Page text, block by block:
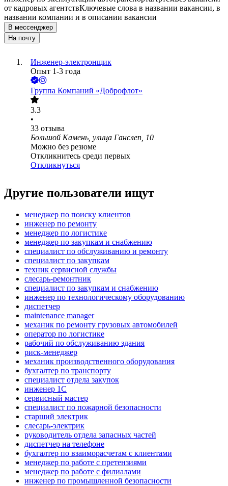
от кадровых агентствКлючевые слова в названии вакансии, в
названии компании и в описании вакансии
В мессенджер
На почту
Инженер-электронщик
Опыт 1-3 года
Группа Компаний «Доброфлот»
3.3
•
33 отзыва
Большой Камень, улица Ганслеп, 10
Можно без резюме
Откликнитесь среди первых
Откликнуться
Другие пользователи ищут
менеджер по поиску клиентов
инженер по ремонту
менеджер по логистике
менеджер по закупкам и снабжению
специалист по обслуживанию и ремонту
специалист по закупкам
техник сервисной службы
слесарь-ремонтник
специалист по закупкам и снабжению
инженер по технологическому оборудованию
диспетчер
maintenance manager
механик по ремонту грузовых автомобилей
оператор по логистике
рабочий по обслуживанию здания
риск-менеджер
механик производственного оборудования
бухгалтер по транспорту
специалист отдела закупок
инженер 1С
сервисный мастер
специалист по пожарной безопасности
старший электрик
слесарь-электрик
руководитель отдела запасных частей
диспетчер на телефоне
бухгалтер по взаиморасчетам с клиентами
менеджер по работе с претензиями
менеджер по работе с филиалами
инженер по промышленной безопасности